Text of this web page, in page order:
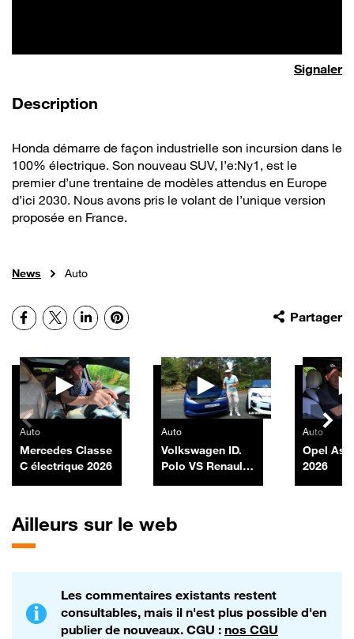
Signaler
Description
Honda démarre de façon industrielle son incursion dans le
100% électrique. Son nouveau SUV, l’e:Ny1, est le
premier d’une trentaine de modèles attendus en Europe
d’ici 2030. Nous avons pris le volant de l’unique version
proposée en France.
News Auto
Partager
Facebook
X LinkedInPinterest
Autres vidéos
Auto
Mercedes Classe
C électrique 2026
Auto
Volkswagen ID.
Polo VS Renault
Auto
Opel
2026
Ailleurs sur le web
Les commentaires existants restent
consultables, mais il n'est plus possible d'en
publier de nouveaux. CGU : nos CGU